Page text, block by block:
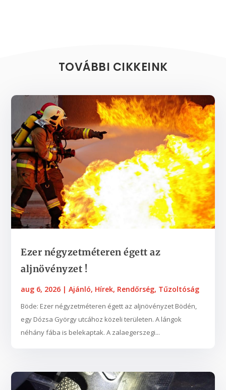
TOVÁBBI CIKKEINK
Ezer négyzetméteren égett az
aljnövényzet !
aug 6, 2026 |Ajánló, Hírek, Rendőrség, Tűzoltóság
Böde: Ezer négyzetméteren égett az aljnövényzet Bödén,
egy Dózsa György utcához közeli területen. A lángok
néhány fába is belekaptak. A zalaegerszegi...